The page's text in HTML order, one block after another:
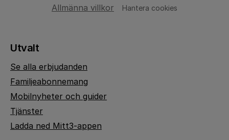
Allmänna villkor Hantera cookies
Utvalt
Se alla erbjudanden
Familjeabonnemang
Mobilnyheter och guider
Tjänster
Ladda ned Mitt3-appen